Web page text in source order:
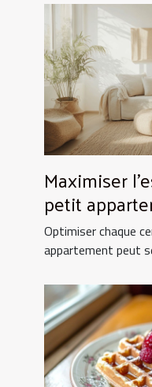
Maximiser
petit
Optimiser chaque
appartement peut